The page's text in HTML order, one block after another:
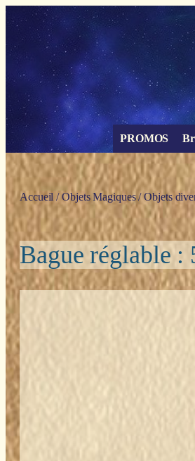
Panneau de gestion des cookies
PROMOS
Accueil /Objets Magiques/Objets
Bague réglable :